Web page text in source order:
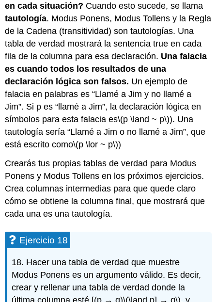
en cada situación? Cuando esto sucede, se llama
tautología. Modus Ponens, Modus Tollens y la Regla
de la Cadena (transitividad) son tautologías. Una
tabla de verdad mostrará la sentencia true en cada
fila de la columna para esa declaración. Una falacia
es cuando todos los resultados de una
declaración lógica son falsos. Un ejemplo de
falacia en palabras es “Llamé a Jim y no llamé a
Jim”. Si p es “llamé a Jim”, la declaración lógica en
símbolos para esta falacia es\(p \land ~ p\)). Una
tautología sería “Llamé a Jim o no llamé a Jim”, que
está escrito como\(p \lor ~ p\))
Crearás tus propias tablas de verdad para Modus
Ponens y Modus Tollens en los próximos ejercicios.
Crea columnas intermedias para que quede claro
cómo se obtiene la columna final, que mostrará que
cada una es una tautología.
Ejercicio 18
18. Hacer una tabla de verdad que muestre
Modus Ponens es un argumento válido. Es decir,
crear y rellenar una tabla de verdad donde la